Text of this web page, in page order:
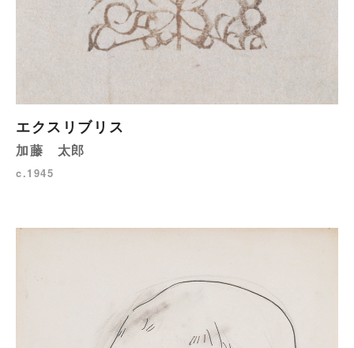
エクスリブリス
加藤 太郎
c.1945